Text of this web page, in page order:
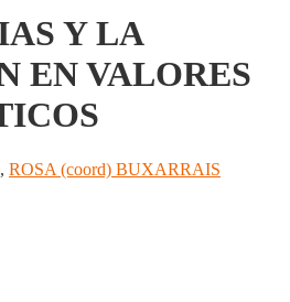
Y LA
EN VALORES
, ROSA (coord) BUXARRAIS